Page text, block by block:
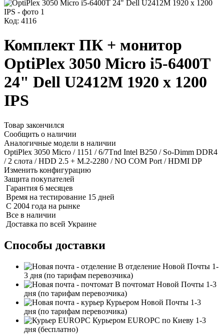
Код: 4116
Комплект ПК + монитор
OptiPlex 3050 Micro i5-6400T
24" Dell U2412M 1920 x 1200
IPS
Товар закончился
Сообщить о наличии
Аналогичные модели в наличии
OptiPlex 3050 Micro / 1151 / 6/7Tnd Intel B250 / So-Dimm DDR4
/ 2 слота / HDD 2.5 + M.2-2280 / NO COM Port / HDMI DP
Изменить конфигурацию
Защита покупателей
Гарантия 6 месяцев
Время на тестирование 15 дней
С 2004 года на рынке
Все в наличии
Доставка по всей Украине
Способы доставки
В отделение Новой Почты 1-
3 дня (по тарифам перевозчика)
В почтомат Новой Почты 1-3
дня (по тарифам перевозчика)
Курьером Новой Почты 1-3
дня (по тарифам перевозчика)
Курьером EUROPC по Киеву 1-3
дня (бесплатно)